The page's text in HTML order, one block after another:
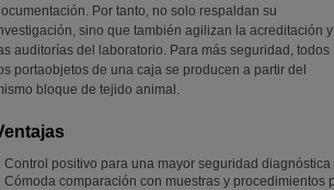
Por tanto, no solo respaldan su
sino que también agilizan la acreditación y
auditorías del laboratorio. Para más seguridad, todos
portaobjetos de una caja se producen a partir del
bloque de tejido animal.
Control positivo para una mayor seguridad diagnóstica
Cómoda comparación con muestras y procedimientos